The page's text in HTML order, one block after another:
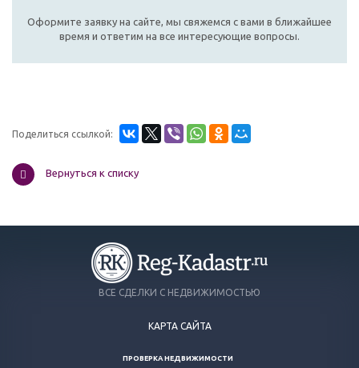
Оформите заявку на сайте, мы свяжемся с вами в ближайшее
время и ответим на все интересующие вопросы.
Поделиться ссылкой:
Вернуться к списку
ВСЕ СДЕЛКИ С НЕДВИЖИМОСТЬЮ
КАРТА САЙТА
ПРОВЕРКА НЕДВИЖИМОСТИ